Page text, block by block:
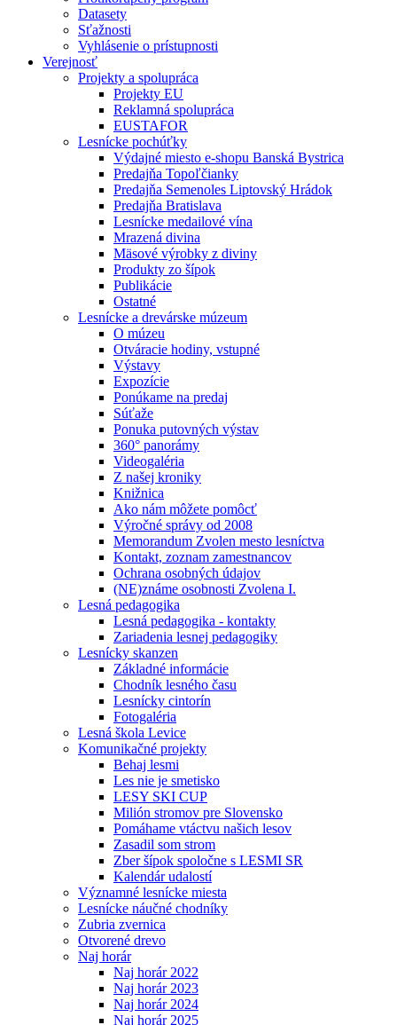
Datasety
Sťažnosti
Vyhlásenie o prístupnosti
Verejnosť
Projekty a spolupráca
Projekty EU
Reklamná spolupráca
EUSTAFOR
Lesnícke pochúťky
Výdajné miesto e-shopu Banská Bystrica
Predajňa Topoľčianky
Predajňa Semenoles Liptovský Hrádok
Predajňa Bratislava
Lesnícke medailové vína
Mrazená divina
Mäsové výrobky z diviny
Produkty zo šípok
Publikácie
Ostatné
Lesnícke a drevárske múzeum
O múzeu
Otváracie hodiny, vstupné
Výstavy
Expozície
Ponúkame na predaj
Súťaže
Ponuka putovných výstav
360° panorámy
Videogaléria
Z našej kroniky
Knižnica
Ako nám môžete pomôcť
Výročné správy od 2008
Memorandum Zvolen mesto lesníctva
Kontakt, zoznam zamestnancov
Ochrana osobných údajov
(NE)známe osobnosti Zvolena I.
Lesná pedagogika
Lesná pedagogika - kontakty
Zariadenia lesnej pedagogiky
Lesnícky skanzen
Základné informácie
Chodník lesného času
Lesnícky cintorín
Fotogaléria
Lesná škola Levice
Komunikačné projekty
Behaj lesmi
Les nie je smetisko
LESY SKI CUP
Milión stromov pre Slovensko
Pomáhame vtáctvu našich lesov
Zasadil som strom
Zber šípok spoločne s LESMI SR
Kalendár udalostí
Významné lesnícke miesta
Lesnícke náučné chodníky
Zubria zvernica
Otvorené drevo
Naj horár
Naj horár 2022
Naj horár 2023
Naj horár 2024
Naj horár 2025